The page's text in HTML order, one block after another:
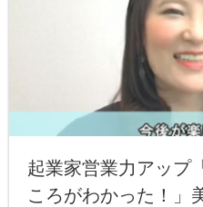
起業家営業力アップ
ころがわかった！」